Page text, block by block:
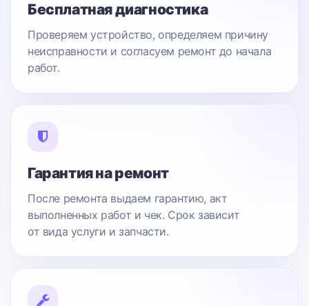
Бесплатная диагностика
Проверяем устройство, определяем причину
неисправности и согласуем ремонт до начала
работ.
Гарантия на ремонт
После ремонта выдаем гарантию, акт
выполненных работ и чек. Срок зависит
от вида услуги и запчасти.